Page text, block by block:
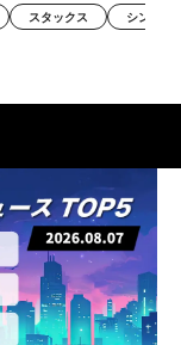
スタックス シンボル